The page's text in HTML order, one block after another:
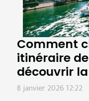
Comment
itinéraire
découvrir la
8 janvier 2026 12:22